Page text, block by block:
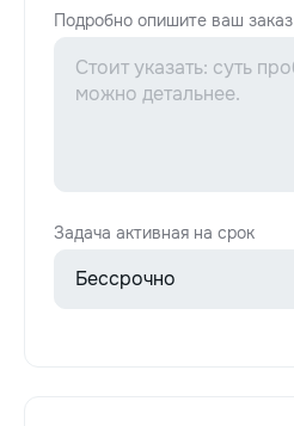
Подробно опишите ваш заказ
Задача активная на срок